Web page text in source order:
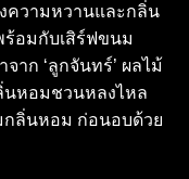
ความหวานและกลิ่น
ร้อมกับเสิร์ฟขนม
าก ‘ลูกจันทร์’ ผลไม้
นหอมชวนหลงไหล
กลิ่นหอม ก่อนอบด้วย